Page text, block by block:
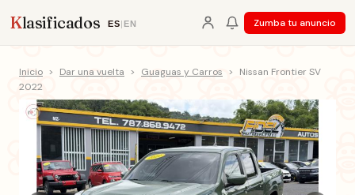
Klasificados ES| EN Zumba tu anuncio
Inicio > Dar una vuelta > Guaguas y Carros >
Nissan Frontier SV
2022